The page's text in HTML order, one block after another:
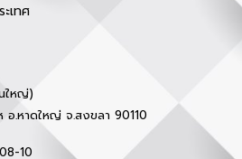
เทศ
ใหญ่)
.หาดใหญ่ จ.สงขลา 90110
10